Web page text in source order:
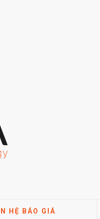
HỆ BÁO GIÁ